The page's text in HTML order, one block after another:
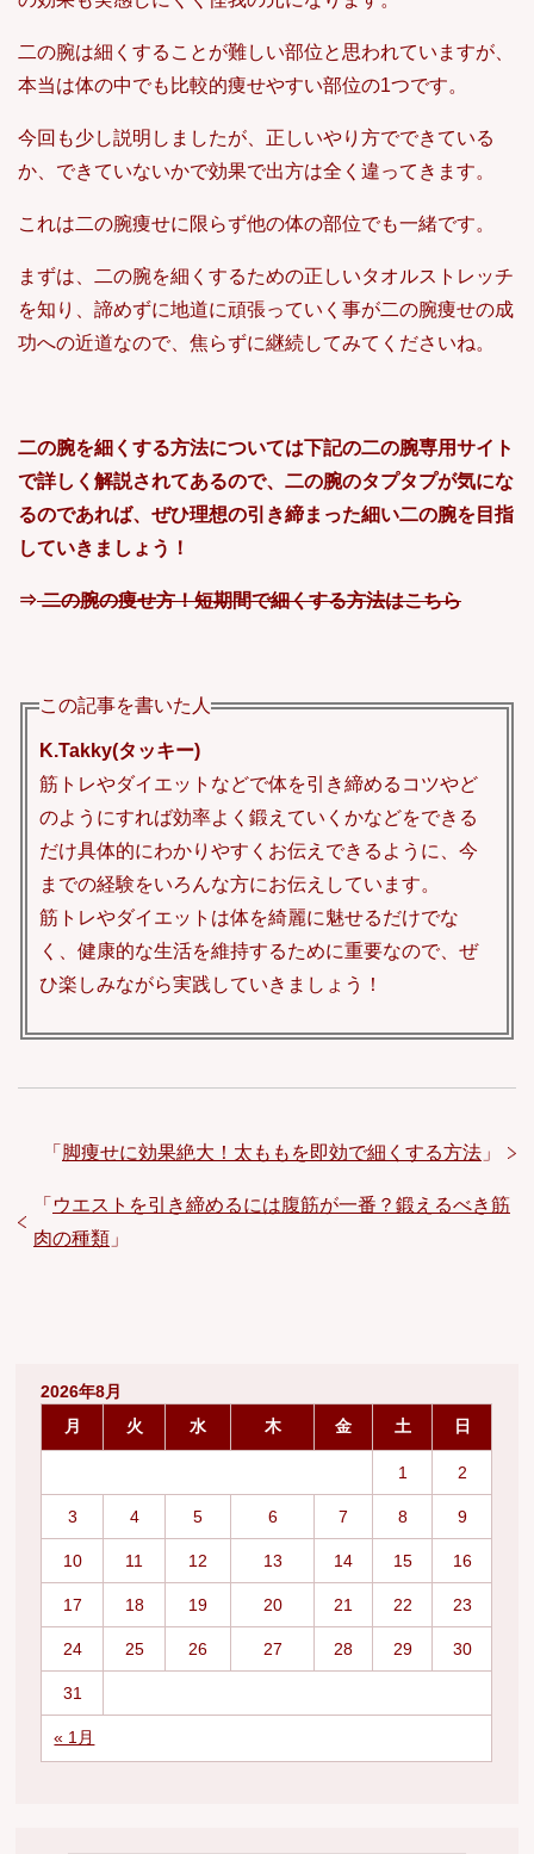
二の腕は細くすることが難しい部位と思われていますが、
本当は体の中でも比較的痩せやすい部位の1つです。
今回も少し説明しましたが、正しいやり方でできている
か、できていないかで効果で出方は全く違ってきます。
これは二の腕痩せに限らず他の体の部位でも一緒です。
まずは、二の腕を細くするための正しいタオルストレッチ
を知り、諦めずに地道に頑張っていく事が二の腕痩せの成
功への近道なので、焦らずに継続してみてくださいね。
二の腕を細くする方法については下記の二の腕専用サイト
で詳しく解説されてあるので、二の腕のタプタプが気にな
るのであれば、ぜひ理想の引き締まった細い二の腕を目指
していきましょう！
⇒二の腕の痩せ方！短期間で細くする方法はこちら
この記事を書いた人
K.Takky(タッキー)
筋トレやダイエットなどで体を引き締めるコツやど
のようにすれば効率よく鍛えていくかなどをできる
だけ具体的にわかりやすくお伝えできるように、今
までの経験をいろんな方にお伝えしています。
筋トレやダイエットは体を綺麗に魅せるだけでな
く、健康的な生活を維持するために重要なので、ぜ
ひ楽しみながら実践していきましょう！
「 脚痩せに効果絶大！太ももを即効で細くする方法 」
「 ウエストを引き締めるには腹筋が一番？鍛えるべき筋
肉の種類 」
2026年8月
月
火 水 木 金 土 日
« 1月
1 2
3 4 5 6 7 8 9
10 11 12 13 14 15 16
17 18 19 20 21 22 23
24 25 26 27 28 29 30
31